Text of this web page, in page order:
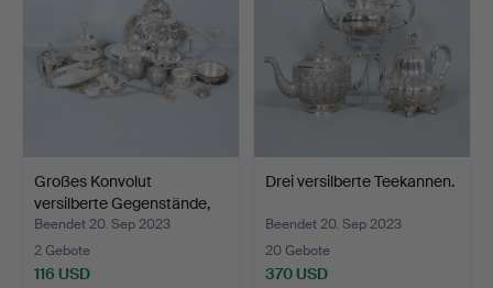
Großes Konvolut
versilberte Gegenstände,
z…
Beendet 20. Sep 2023
2 Gebote
116 USD
Drei versilberte Teekannen.
Beendet 20. Sep 2023
20 Gebote
370 USD